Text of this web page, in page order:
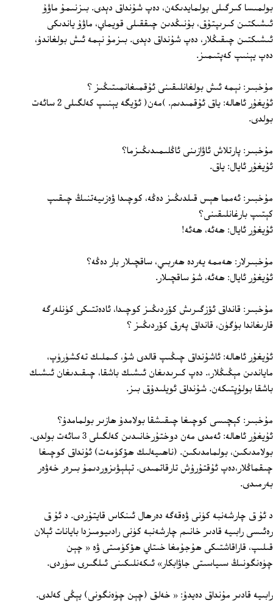
بولمىسا كىرگىلى بولمايدىكەن، دەپ شۇنداق دېدى. بىزنىمۇ ماۋۇ
ئىشىكتىن كىرىپتۇق، بۇنىڭدىن چىققىلى قويماي، ماۋۇ ياندىكى
ئىشىكتىن چىقىڭلار، دەپ شۇنداق دېدى. بىزمۇ نېمە ئىش بولغاندۇ،
دەپ يېنىپ كەپتىمىز.
مۇخبىر: نېمە ئىش بولغانلىقىنى ئۇقمىغانمىتىڭىز ؟
ئۇيغۇر ئاھالە: ياق ئۇقمىدىم. )مەن( ئۆيگە يېنىپ كەلگىلى 2 سائەت
بولدى.
مۇخبىر: پارتلاش ئاۋازىنى ئاڭلىمىدىڭىزما؟
ئۇيغۇر ئايال: ياق.
مۇخبىر: ئەمما ھېس قىلدىڭىز دەڭە، كوچىدا ۋەزىيەتنىڭ چىقىپ
كېتىپ بارغانلىقىنى؟
ئۇيغۇر ئايال: ھەئە، ھەئە!
مۇخبىرلار: ھەممە يەردە ھەربىي، ساقچىلار بار دەڭە؟
ئۇيغۇر ئايال: ھەئە، شۇ ساقچىلار.
مۇخبىر: قانداق ئۆزگىرىش كۆردىڭىز كوچىدا، ئادەتتىكى كۈنلەرگە
قارىغاندا بۈگۈن، قانداق پەرق كۆردىڭىز ؟
ئۇيغۇر ئاھالە: ئاشۇنداق چىڭىپ قالدى شۇ، كىملىك تەكشۈرۈپ،
ماياندىن مېڭىڭلار،. دەپ كىرىدىغان ئىشىك باشقا، چىقىدىغان ئىشىك
باشقا بولۇپتىكەن. شۇنداق ئويلىدۇق بىز.
مۇخبىر: كېچىسى كوچىغا چىقىشقا بولامدۇ ھازىر بولمامدۇ؟
ئۇيغۇر ئاھالە: ئەمدى مەن دوختۇرخانىدىن كەلگىلى 3 سائەت بولدى.
بولامدىكىن، بولمامدىكىن. (ناھىيەلىك ھۆكۈمەت) ئۇنداق كوچىغا
چىقماڭلار،دەپ ئۇقتۇرۇش تارقاتمىدى. تېلېۋىزوردىمۇ بىرەر خەۋەر
بەرمىدى.
د ئۇ ق چارشەنبە كۈنى ۋەقەگە دەرھال ئىنكاس قايتۇردى. د ئۇ ق
رەئىسى رابىيە قادىر خانىم چارشەنبە كۈنى رادىيومىزدا بايانات ئېلان
قىلىپ، قاراقاشتىكى ھۇجۇمغا خىتاي ھۆكۈمىتى ۋە « چېن
چۈەنگونىڭ سىياسىتى جاۋابكار» ئىكەنلىكىنى ئىلگىرى سۈردى.
رابىيە قادىر مۇنداق دەيدۇ: « خەلق (چېن چۈەنگونى) يېڭى كەلدى.